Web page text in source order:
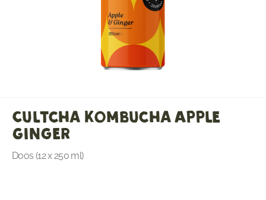
Cultcha Kombucha Apple
Ginger
Doos (12 x 250 ml)